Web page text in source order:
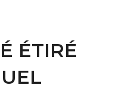
ÉTIRÉ